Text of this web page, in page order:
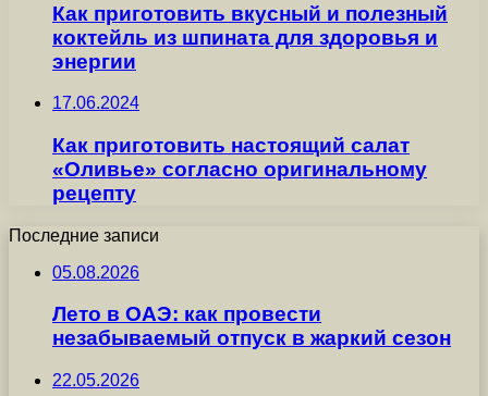
Как приготовить вкусный и полезный
коктейль из шпината для здоровья и
энергии
17.06.2024
Как приготовить настоящий салат
«Оливье» согласно оригинальному
рецепту
Последние записи
05.08.2026
Лето в ОАЭ: как провести
незабываемый отпуск в жаркий сезон
22.05.2026